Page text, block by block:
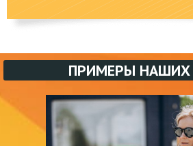
ПРИМЕРЫ НАШИХ